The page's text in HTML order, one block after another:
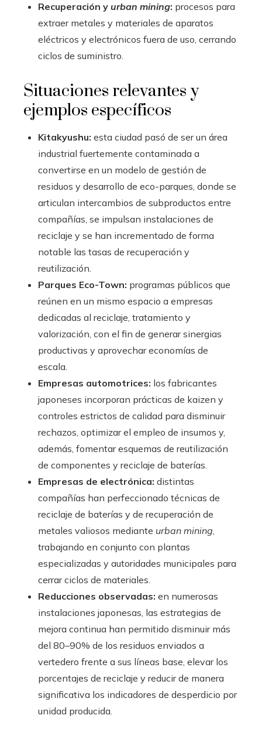
Recuperación y urban mining: procesos para
extraer metales y materiales de aparatos
eléctricos y electrónicos fuera de uso, cerrando
ciclos de suministro.
Situaciones relevantes y
ejemplos específicos
Kitakyushu: esta ciudad pasó de ser un área
industrial fuertemente contaminada a
convertirse en un modelo de gestión de
residuos y desarrollo de eco-parques, donde se
articulan intercambios de subproductos entre
compañías, se impulsan instalaciones de
reciclaje y se han incrementado de forma
notable las tasas de recuperación y
reutilización.
Parques Eco-Town: programas públicos que
reúnen en un mismo espacio a empresas
dedicadas al reciclaje, tratamiento y
valorización, con el fin de generar sinergias
productivas y aprovechar economías de
escala.
Empresas automotrices: los fabricantes
japoneses incorporan prácticas de kaizen y
controles estrictos de calidad para disminuir
rechazos, optimizar el empleo de insumos y,
además, fomentar esquemas de reutilización
de componentes y reciclaje de baterías.
Empresas de electrónica: distintas
compañías han perfeccionado técnicas de
reciclaje de baterías y de recuperación de
metales valiosos mediante urban mining
trabajando en conjunto con plantas
especializadas y autoridades municipales para
cerrar ciclos de materiales.
Reducciones observadas: en numerosas
instalaciones japonesas, las estrategias de
mejora continua han permitido disminuir más
del 80–90% de los residuos enviados a
vertedero frente a sus líneas base, elevar los
porcentajes de reciclaje y reducir de manera
significativa los indicadores de desperdicio por
unidad producida.